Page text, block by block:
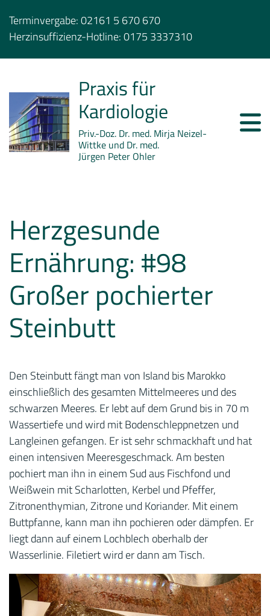
Terminvergabe:02161 5 670 670
Herzinsuffizienz-Hotline:0175 3337310
Praxis für
Kardiologie
Priv.-Doz. Dr. med. Mirja Neizel-
Wittke und Dr. med.
Jürgen Peter Ohler
Herzgesunde
Ernährung: #98
Großer pochierter
Steinbutt
Den Steinbutt fängt man von Island bis Marokko
einschließlich des gesamten Mittelmeeres und des
schwarzen Meeres. Er lebt auf dem Grund bis in 70 m
Wassertiefe und wird mit Bodenschleppnetzen und
Langleinen gefangen. Er ist sehr schmackhaft und hat
einen intensiven Meeresgeschmack. Am besten
pochiert man ihn in einem Sud aus Fischfond und
Weißwein mit Scharlotten, Kerbel und Pfeffer,
Zitronenthymian, Zitrone und Koriander. Mit einem
Buttpfanne, kann man ihn pochieren oder dämpfen. Er
liegt dann auf einem Lochblech oberhalb der
Wasserlinie. Filetiert wird er dann am Tisch.